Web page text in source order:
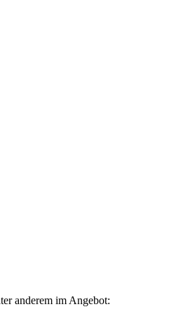
anderem im Angebot: